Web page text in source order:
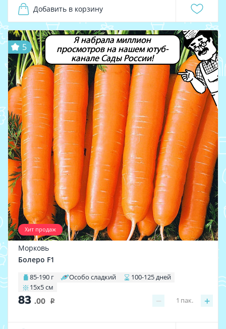
Добавить в корзину
Я набрала миллион
просмотров на нашем ютуб-
канале Сады России!
Хит продаж
5
Морковь
Болеро F1
85-190 г Особо сладкий
100-125 дней
15х5 см
83 .00 i − +
1 пак.